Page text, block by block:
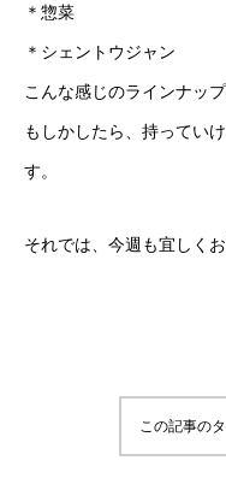
＊惣菜
＊シェントウジャン
こんな感じのラインナッ
もしかしたら、持ってい
す。
それでは、今週も宜しくお
この記事の